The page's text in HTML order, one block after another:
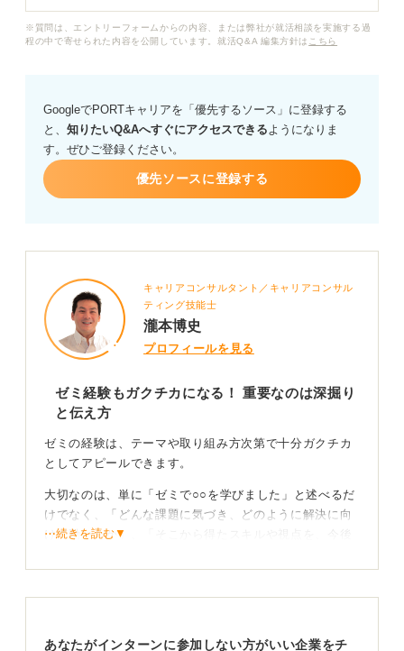
は、ほかにどのような経験を付け加えるべきでしょう
※質問は、エントリーフォームからの内容、または弊社が就活相談を実施する過
程の中で寄せられた内容を公開しています。就活Q&A 編集方針は こちら
GoogleでPORTキャリアを「優先するソース」に登録する
と、 知りたいQ&Aへすぐにアクセスできるようになりま
す。ぜひご登録ください。
優先ソースに登録する
キャリアコンサルタント／キャリアコンサル
ティング技能士
瀧本博史
プロフィールを見る
ゼミ経験もガクチカになる！ 重要なのは深掘り
と伝え方
ゼミの経験は、テーマや取り組み方次第で十分ガクチカ
としてアピールできます。
大切なのは、単に「ゼミで○○を学びました」と述べるだ
けでなく、「どんな課題に気づき、どのように解決に向
けて動いたか」、「そこから得たスキルや視点を、今後
し、進捗が遅れた際にリスケジュールを主導した」とい
⋯続きを読む▼
あなたがインターンに参加しない方がいい企業をチ